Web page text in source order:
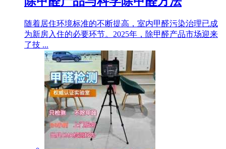
随着居住环境标准的不断提高，室内甲醛污染治理已成
为新房入住的必要环节。2025年，除甲醛产品市场迎来
了技 ...